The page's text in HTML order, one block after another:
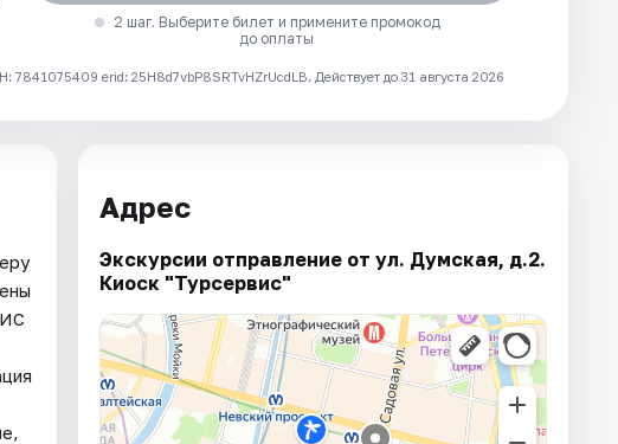
2 шаг. Выберите билет и примените промокод
до оплаты
erid: 25H8d7vbP8SRTvHZrUcdLB. Действует до 31 августа 2026
Адрес
Экскурсии отправление от ул. Думская, д.2.
Киоск "Турсервис"